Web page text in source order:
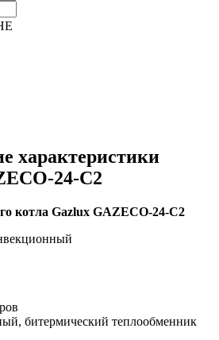
характеристики
24-C2
котла Gazlux GAZECO-24-C2
битермический теплообменник